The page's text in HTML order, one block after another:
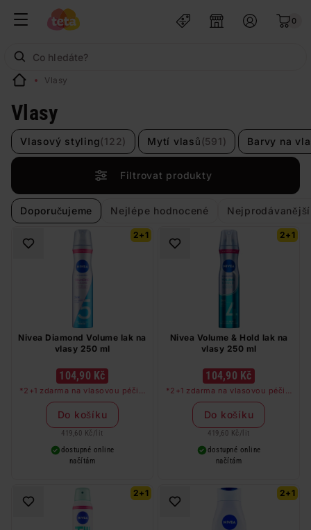
0
Vlasy
Vlasy
Vlasový styling(122) Mytí vlasů (591) Barvy na
Filtrovat produkty
Doporučujeme Nejlépe hodnocené Nejprodávanější
2+1
Nivea Diamond Volume lak na
vlasy 250 ml
104,90 Kč
*2+1 zdarma na vlasovou péči v
libovolné kombinaci, nejlevnější
produkt zdarma. Neplatí na
barvy na vlasy a cestovní balení.
Do košíku
419,60 Kč / lit
dostupné online
načítám
2+1
Nivea Volume & Hold lak na
vlasy 250 ml
104,90 Kč
*2+1 zdarma na vlasovou péči v
libovolné kombinaci, nejlevnější
produkt zdarma. Neplatí na
barvy na vlasy a cestovní balení.
Do košíku
419,60 Kč / lit
dostupné online
načítám
2+1 2+1